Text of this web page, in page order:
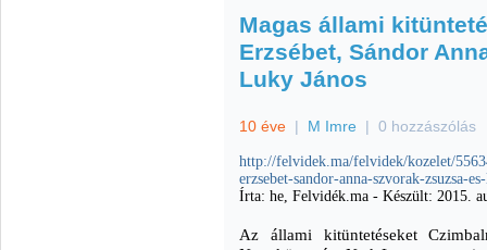
Magas állami
Erzsébet, Sándor
Luky János
10 éve | M Imre | 0 hozzászólás
http://felvidek.ma/felvidek/kozelet/
erzsebet-sandor-anna-szvorak-zsuzsa-
Írta: he, Felvidék.ma - Készült: 2015.
Az állami kitüntetéseket